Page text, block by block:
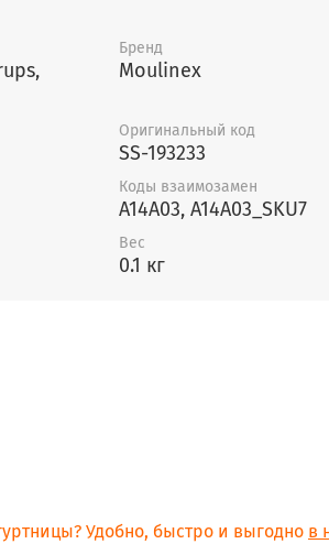
Бренд
Moulinex
Оригинальный код
SS-193233
Коды взаимозамен
A14A03, A14A03_SKU7
Вес
0.1 кг
Удобно, быстро и выгодно в